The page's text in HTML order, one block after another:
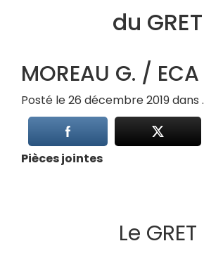
du GRET
MOREAU G. / ECA
Posté le 26 décembre 2019 dans .
Pièces jointes
Le GRET